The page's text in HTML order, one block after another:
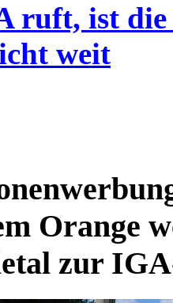
ruft, ist
weit
Orange
zur